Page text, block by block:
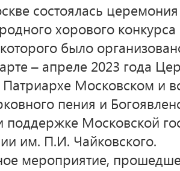
состоялась
хорового
было
– апреле 2023 года
Московском и
пения и
Московской
им. П.И. Чайковского.
мероприятие,